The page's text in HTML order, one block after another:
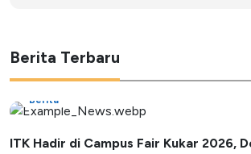
Berita Terbaru
Berita
ITK Hadir di Campus Fair Kukar 2026,